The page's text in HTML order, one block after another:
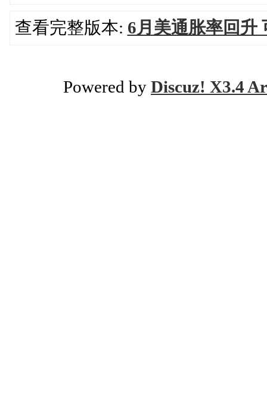
查看完整版本: 6月美通胀率回升
Powered by Discuz! X3.4